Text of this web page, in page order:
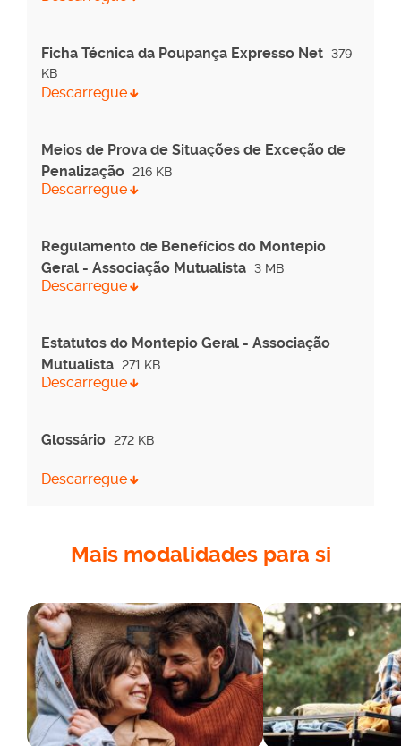
Descarregue
Ficha Técnica da Poupança Expresso Net 379
KB
Descarregue
Meios de Prova de Situações de Exceção de
Penalização 216 KB
Descarregue
Regulamento de Benefícios do Montepio
Geral - Associação Mutualista 3 MB
Descarregue
Estatutos do Montepio Geral - Associação
Mutualista 271 KB
Descarregue
Glossário 272 KB
Mais modalidades para si